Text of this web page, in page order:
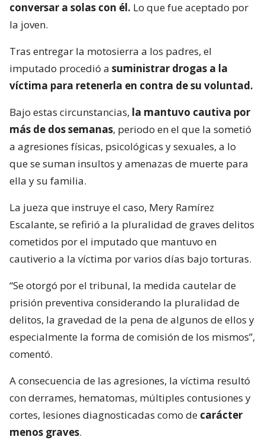
conversar a solas con él. Lo que fue aceptado por
la joven.
Tras entregar la motosierra a los padres, el
imputado procedió a suministrar drogas a la
víctima para retenerla en contra de su voluntad.
Bajo estas circunstancias, la mantuvo cautiva por
más de dos semanas, periodo en el que la sometió
a agresiones físicas, psicológicas y sexuales, a lo
que se suman insultos y amenazas de muerte para
ella y su familia.
La jueza que instruye el caso, Mery Ramírez
Escalante, se refirió a la pluralidad de graves delitos
cometidos por el imputado que mantuvo en
cautiverio a la víctima por varios días bajo torturas.
“Se otorgó por el tribunal, la medida cautelar de
prisión preventiva considerando la pluralidad de
delitos, la gravedad de la pena de algunos de ellos y
especialmente la forma de comisión de los mismos”,
comentó.
A consecuencia de las agresiones, la víctima resultó
con derrames, hematomas, múltiples contusiones y
cortes, lesiones diagnosticadas como de carácter
menos graves.